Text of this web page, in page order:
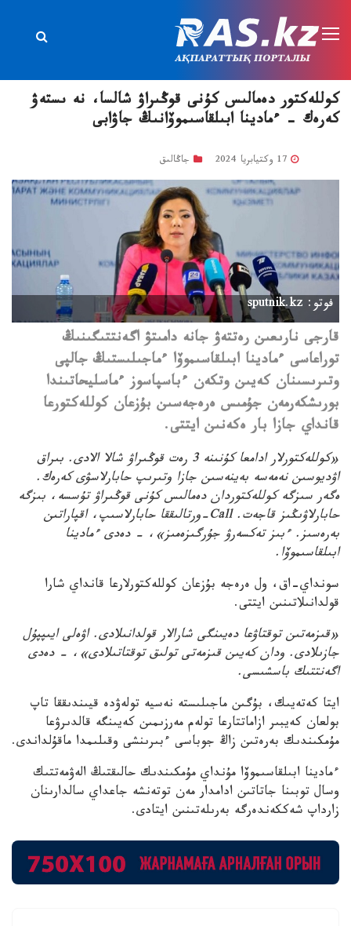
كوللەكتور دەمالىس كۇنى قوڭىراۋ شالسا، نە ىستەۋ
كەرەك – ءمادينا ابىلقاسىموۆانىڭ جاۋابى
جاڭالىق
فوتو: sputnik.kz
قارجى نارىعىن رەتتەۋ جانە دامىتۋ اگەنتتىگىنىڭ
توراعاسى ءمادينا ابىلقاسىموۆا ءماجىلىستىڭ جالپى
وتىرىسىنان كەيىن وتكەن ءباسپاسوز ءماسليحاتىندا
بورىشكەرمەن جۇمىس ەرەجەسىن بۇزعان كوللەكتورعا
قانداي جازا بار ەكەنىن ايتتى.
«كوللەكتورلار ادامعا كۇنىنە 3 رەت قوڭىراۋ شالا الادى. بىراق
اۋديوسىن نەمەسە بەينەسىن جازا وتىرىپ حابارلاسۋى كەرەك.
ەگەر سىزگە كوللەكتوردان دەمالىس كۇنى قوڭىراۋ تۇسسە، بىزگە
حابارلاۋىڭىز قاجەت. Call-ورتالىققا حابارلاسىپ، اقپاراتىن
بەرەسىز. ءبىز تەكسەرۋ جۇرگىزەمىز»، - دەدى ءمادينا
ابىلقاسىموۆا.
سونداي-اق، ول ەرەجە بۇزعان كوللەكتورلارعا قانداي شارا
قولدانىلاتىنىن ايتتى.
«قىزمەتىن توقتاۋعا دەيىنگى شارالار قولدانىلادى. اۋەلى ايىپپۇل
جازىلادى. ودان كەيىن قىزمەتى تولىق توقتاتىلادى»، - دەدى
اگەنتتىك باسشىسى.
ايتا كەتەيىك، بۇگىن ماجىلىستە نەسيە تولەۋدە قيىندىققا تاپ
بولعان كەيبىر ازاماتتارعا تولەم مەرزىمىن كەيىنگە قالدىرۋعا
مۇمكىندىك بەرەتىن زاڭ جوباسى ءبىرىنشى وقىلىمدا ماقۇلداندى.
ءمادينا ابىلقاسىموۆا مۇنداي مۇمكىندىك حالىقتىڭ الەۋمەتتىك
وسال توبىنا جاتاتىن ادامدار مەن توتەنشە جاعداي سالدارىنان
زارداپ شەككەندەرگە بەرىلەتىنىن ايتادى.